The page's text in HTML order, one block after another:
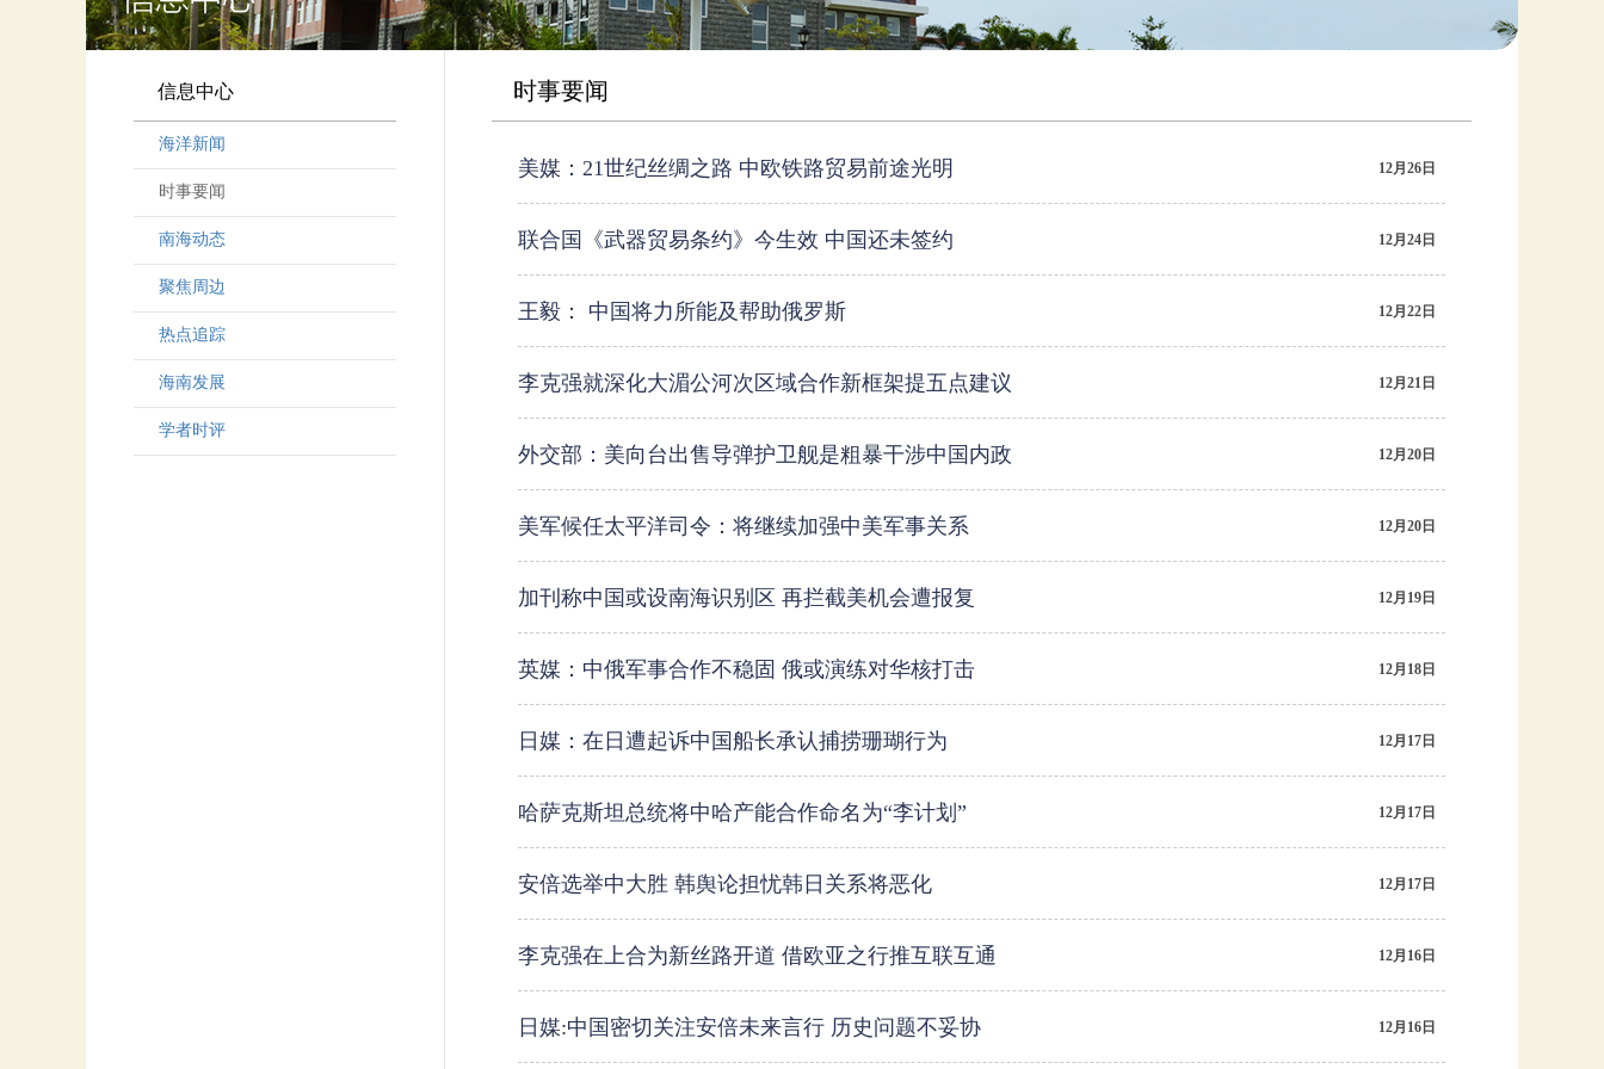
信息中心
海洋新闻
时事要闻
南海动态
聚焦周边
热点追踪
海南发展
学者时评
时事要闻
美媒：21世纪丝绸之路 中欧铁路贸易前途光明 12月26日
联合国《武器贸易条约》今生效 中国还未签约 12月24日
王毅： 中国将力所能及帮助俄罗斯 12月22日
李克强就深化大湄公河次区域合作新框架提五点建议 12月21日
外交部：美向台出售导弹护卫舰是粗暴干涉中国内政 12月20日
美军候任太平洋司令：将继续加强中美军事关系 12月20日
加刊称中国或设南海识别区 再拦截美机会遭报复 12月19日
英媒：中俄军事合作不稳固 俄或演练对华核打击 12月18日
日媒：在日遭起诉中国船长承认捕捞珊瑚行为 12月17日
哈萨克斯坦总统将中哈产能合作命名为“李计划” 12月17日
安倍选举中大胜 韩舆论担忧韩日关系将恶化 12月17日
李克强在上合为新丝路开道 借欧亚之行推互联互通 12月16日
日媒:中国密切关注安倍未来言行 历史问题不妥协 12月16日